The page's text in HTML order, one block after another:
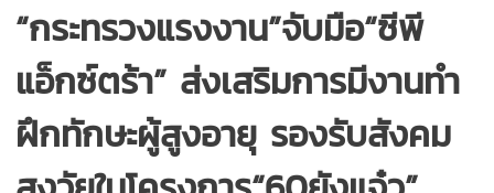
“กระทรวงแรงงาน”จับมือ“ซีพี
แอ็กซ์ตร้า” ส่งเสริมการมีงานทำ
ฝึกทักษะผู้สูงอายุ รองรับสังคม